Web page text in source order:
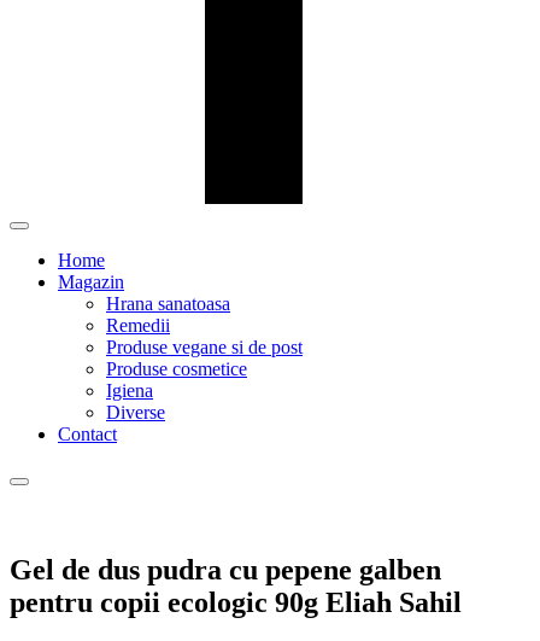
Home
Magazin
Hrana sanatoasa
Remedii
Produse vegane si de post
Produse cosmetice
Igiena
Diverse
Contact
Gel de dus pudra cu pepene galben
pentru copii ecologic 90g Eliah Sahil